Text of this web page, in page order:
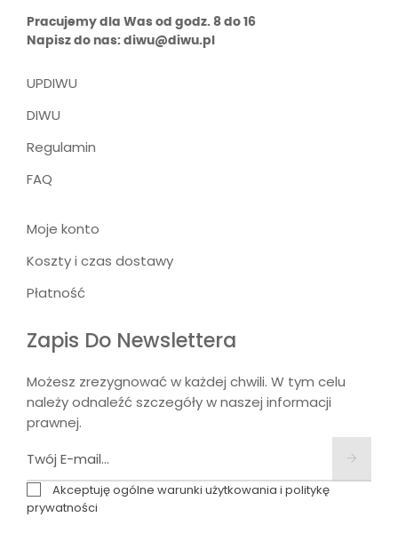
Pracujemy dla Was od godz. 8 do 16
Napisz do nas: diwu@diwu.pl
UPDIWU
DIWU
Regulamin
FAQ
Moje konto
Koszty i czas dostawy
Płatność
Zapis Do Newslettera
Możesz zrezygnować w każdej chwili. W tym celu
należy odnaleźć szczegóły w naszej informacji
prawnej.
Akceptuję ogólne warunki użytkowania i politykę
prywatności